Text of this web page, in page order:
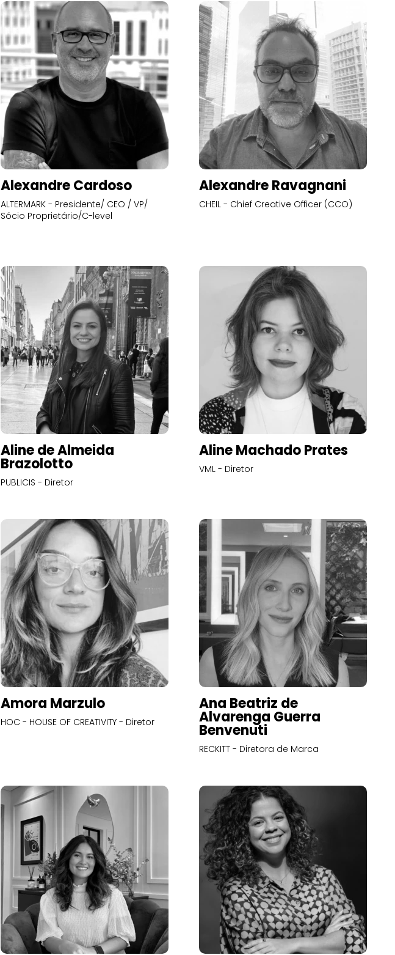
Alexandre Cardoso
ALTERMARK - Presidente/ CEO / VP/
Sócio Proprietário/C-level
Alexandre Ravagnani
CHEIL - Chief Creative Officer (CCO)
Aline de Almeida
Brazolotto
PUBLICIS - Diretor
Aline Machado Prates
VML - Diretor
Amora Marzulo
HOC - HOUSE OF CREATIVITY - Diretor
Ana Beatriz de
Alvarenga Guerra
Benvenuti
RECKITT - Diretora de Marca